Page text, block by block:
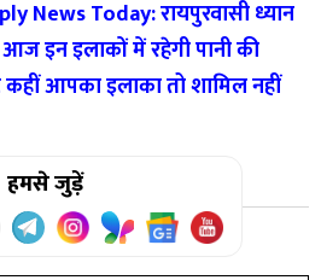
News Today: रायपुरवासी ध्यान
इन इलाकों में रहेगी पानी की
आपका इलाका तो शामिल नहीं
हमसे जुड़ें